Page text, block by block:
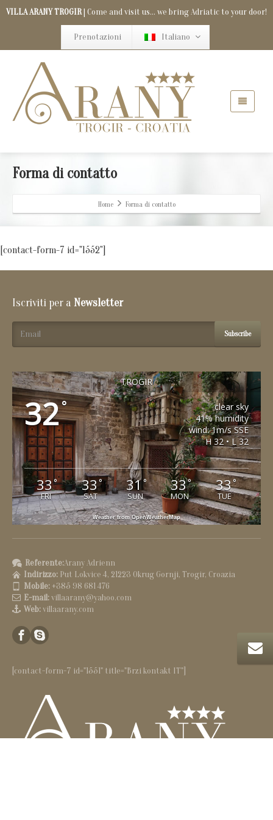
VILLA ARANY TROGIR| Come and visit us... we bring Adriatic to your door!
Prenotazioni Italiano
Forma di contatto
Home Forma di contatto
[contact-form-7 id="1552"]
Iscriviti per a Newsletter
Subscribe
TROGIR
32°
clear sky
41% humidity
wind: 1m/s SSE
H 32 • L 32
33°
FRI
33°
SAT
31°
SUN
33°
MON
33°
TUE
Weather from OpenWeatherMap
Referente:Arany Adrienn
Indirizzo: Put Lokvice 4, 21223 Okrug Gornji, Trogir, Croazia
Mobile:+385 98 681 476
E-mail:villaarany@yahoo.com
Web:villaarany.com
[contact-form-7 id="1551" title="Brzi kontakt IT"]